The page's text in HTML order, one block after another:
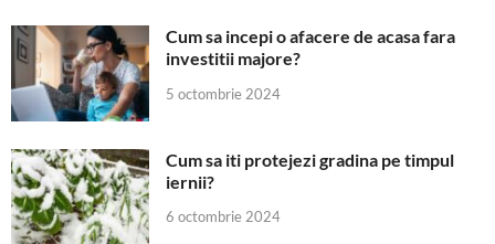
Cum sa incepi o afacere de acasa fara
investitii majore?
5 octombrie 2024
Cum sa iti protejezi gradina pe timpul
iernii?
6 octombrie 2024